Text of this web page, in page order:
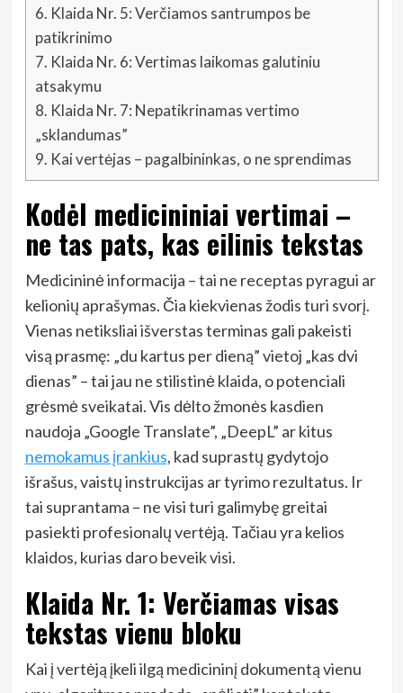
6. Klaida Nr. 5: Verčiamos santrumpos be
patikrinimo
7. Klaida Nr. 6: Vertimas laikomas galutiniu
atsakymu
8. Klaida Nr. 7: Nepatikrinamas vertimo
„sklandumas”
9. Kai vertėjas – pagalbininkas, o ne sprendimas
Kodėl medicininiai vertimai –
ne tas pats, kas eilinis tekstas
Medicininė informacija – tai ne receptas pyragui ar
kelionių aprašymas. Čia kiekvienas žodis turi svorį.
Vienas netiksliai išverstas terminas gali pakeisti
visą prasmę: „du kartus per dieną” vietoj „kas dvi
dienas” – tai jau ne stilistinė klaida, o potenciali
grėsmė sveikatai. Vis dėlto žmonės kasdien
naudoja „Google Translate”, „DeepL” ar kitus
nemokamus įrankius, kad suprastų gydytojo
išrašus, vaistų instrukcijas ar tyrimo rezultatus. Ir
tai suprantama – ne visi turi galimybę greitai
pasiekti profesionalų vertėją. Tačiau yra kelios
klaidos, kurias daro beveik visi.
Klaida Nr. 1: Verčiamas visas
tekstas vienu bloku
Kai į vertėją įkeli ilgą medicininį dokumentą vienu